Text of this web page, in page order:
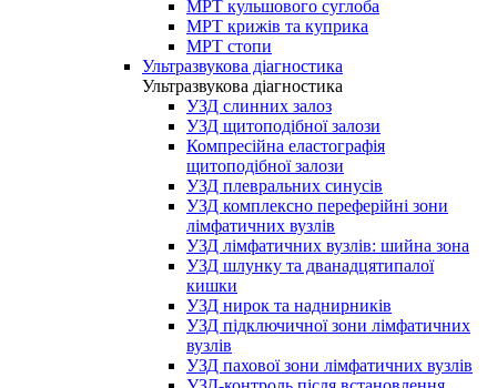
МРТ кульшового суглоба
МРТ крижів та куприка
МРТ стопи
Ультразвукова діагностика
Ультразвукова діагностика
УЗД слинних залоз
УЗД щитоподібної залози
Компресійна еластографія
щитоподібної залози
УЗД плевральних синусів
УЗД комплексно переферійні зони
лімфатичних вузлів
УЗД лімфатичних вузлів: шийна зона
УЗД шлунку та дванадцятипалої
кишки
УЗД нирок та наднирників
УЗД підключичної зони лімфатичних
вузлів
УЗД пахової зони лімфатичних вузлів